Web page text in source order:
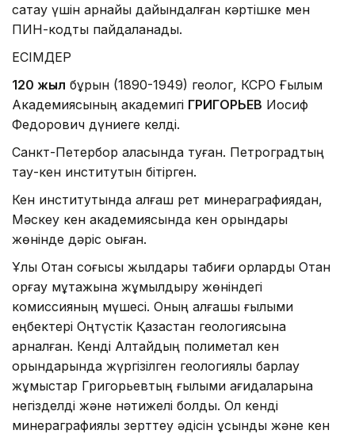
сақтау үшін арнайы дайындалған кәртішке мен
ПИН-кодты пайдаланады.
ЕСІМДЕР
120 жыл бұрын (1890-1949) геолог, КСРО Ғылым
Академиясының академигі ГРИГОРЬЕВ Иосиф
Федорович дүниеге келді.
Санкт-Петербор қаласында туған. Петроградтың
тау-кен институтын бітірген.
Кен институтында алғаш рет минераграфиядан,
Мәскеу кен академиясында кен орындары
жөнінде дәріс оқыған.
Ұлы Отан соғысы жылдары табиғи қорларды Отан
қорғау мұқтажына жұмылдыру жөніндегі
комиссияның мүшесі. Оның алғашқы ғылыми
еңбектері Оңтүстік Қазақстан геологиясына
арналған. Кенді Алтайдың полиметал кен
орындарында жүргізілген геологиялық барлау
жұмыстар Григорьевтың ғылыми қағидаларына
негізделді және нәтижелі болды. Ол кенді
минераграфиялық зерттеу әдісін ұсынды және кен